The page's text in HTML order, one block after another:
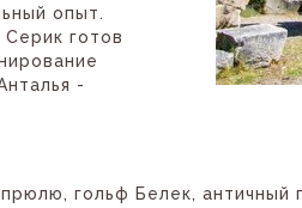
опыт.
готов
-
гольф Белек,